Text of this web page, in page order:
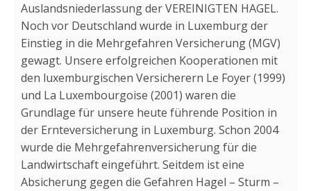
Auslandsniederlassung der VEREINIGTEN HAGEL.
Noch vor Deutschland wurde in Luxemburg der
Einstieg in die Mehrgefahren Versicherung (MGV)
gewagt. Unsere erfolgreichen Kooperationen mit
den luxemburgischen Versicherern Le Foyer (1999)
und La Luxembourgoise (2001) waren die
Grundlage für unsere heute führende Position in
der Ernteversicherung in Luxemburg. Schon 2004
wurde die Mehrgefahrenversicherung für die
Landwirtschaft eingeführt. Seitdem ist eine
Absicherung gegen die Gefahren Hagel – Sturm –